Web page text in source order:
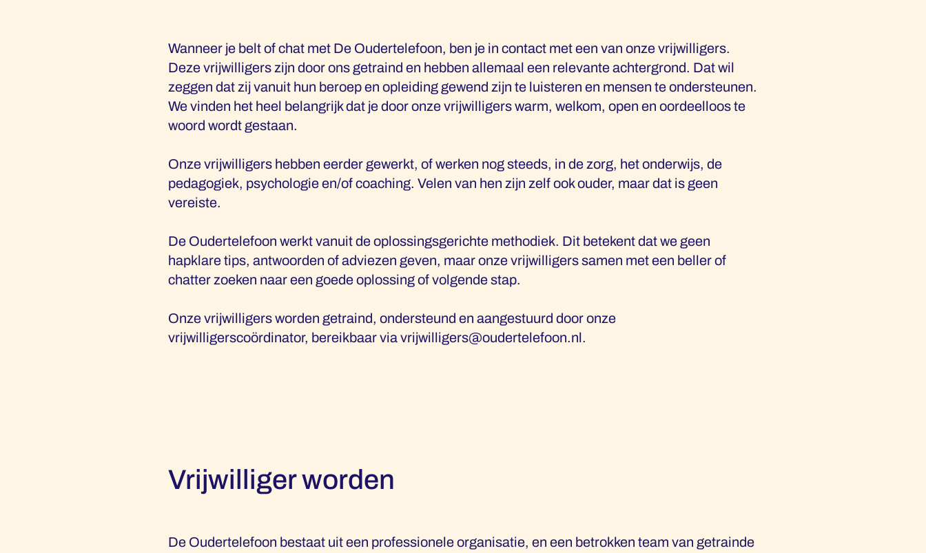
Wanneer je belt of chat met De Oudertelefoon, ben je in contact met een van onze vrijwilligers.
Deze vrijwilligers zijn door ons getraind en hebben allemaal een relevante achtergrond. Dat wil
zeggen dat zij vanuit hun beroep en opleiding gewend zijn te luisteren en mensen te ondersteunen.
We vinden het heel belangrijk dat je door onze vrijwilligers warm, welkom, open en oordeelloos te
woord wordt gestaan.
Onze vrijwilligers hebben eerder gewerkt, of werken nog steeds, in de zorg, het onderwijs, de
pedagogiek, psychologie en/of coaching. Velen van hen zijn zelf ook ouder, maar dat is geen
vereiste.
De Oudertelefoon werkt vanuit de oplossingsgerichte methodiek. Dit betekent dat we geen
hapklare tips, antwoorden of adviezen geven, maar onze vrijwilligers samen met een beller of
chatter zoeken naar een goede oplossing of volgende stap.
Onze vrijwilligers worden getraind, ondersteund en aangestuurd door onze
vrijwilligerscoördinator, bereikbaar viavrijwilligers@oudertelefoon.nl.
Vrijwilliger worden
De Oudertelefoon bestaat uit een professionele organisatie, en een betrokken team van getrainde